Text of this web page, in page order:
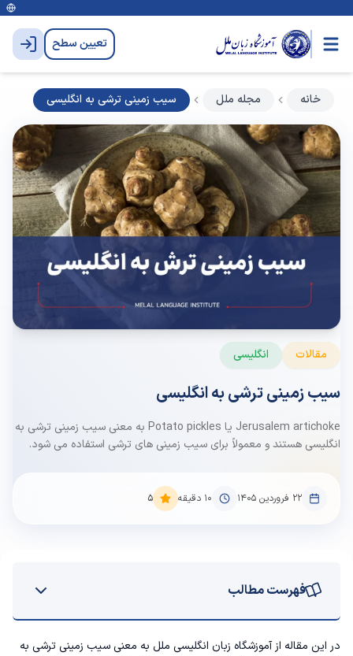
تعیین سطح
خانه مجله ملل سیب زمینی ترشی به انگلیسی
مقالات انگلیسی
سیب زمینی ترشی به انگلیسی
Jerusalem artichoke یا Potato pickles به معنی سیب زمینی ترشی به
انگلیسی هستند و معمولاً برای سیب زمینی های ترشی استفاده می شود.
۲۲ فروردین ۱۴۰۵ 10 دقیقه 5
فهرست مطالب
سیب زمینی ترشی چیست؟
در این مقاله ازآموزشگاه زبان انگلیسی ملل به معنی سیب زمینی ترشی به